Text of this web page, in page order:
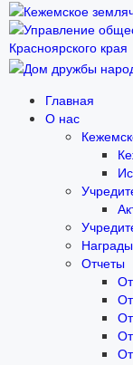
Главная
О нас
Награды
Отчеты